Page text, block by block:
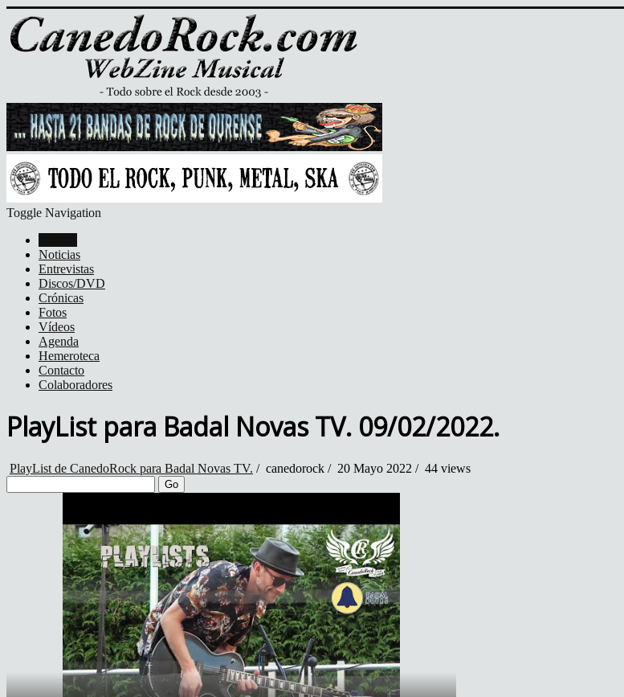
Toggle Navigation
Noticias
Entrevistas
Discos/DVD
Crónicas
Fotos
Vídeos
Agenda
Hemeroteca
Contacto
Colaboradores
PlayList para Badal Novas TV. 09/02/2022.
PlayList de CanedoRock para Badal Novas TV. / canedorock / 20 Mayo 2022 / 44 views
Go